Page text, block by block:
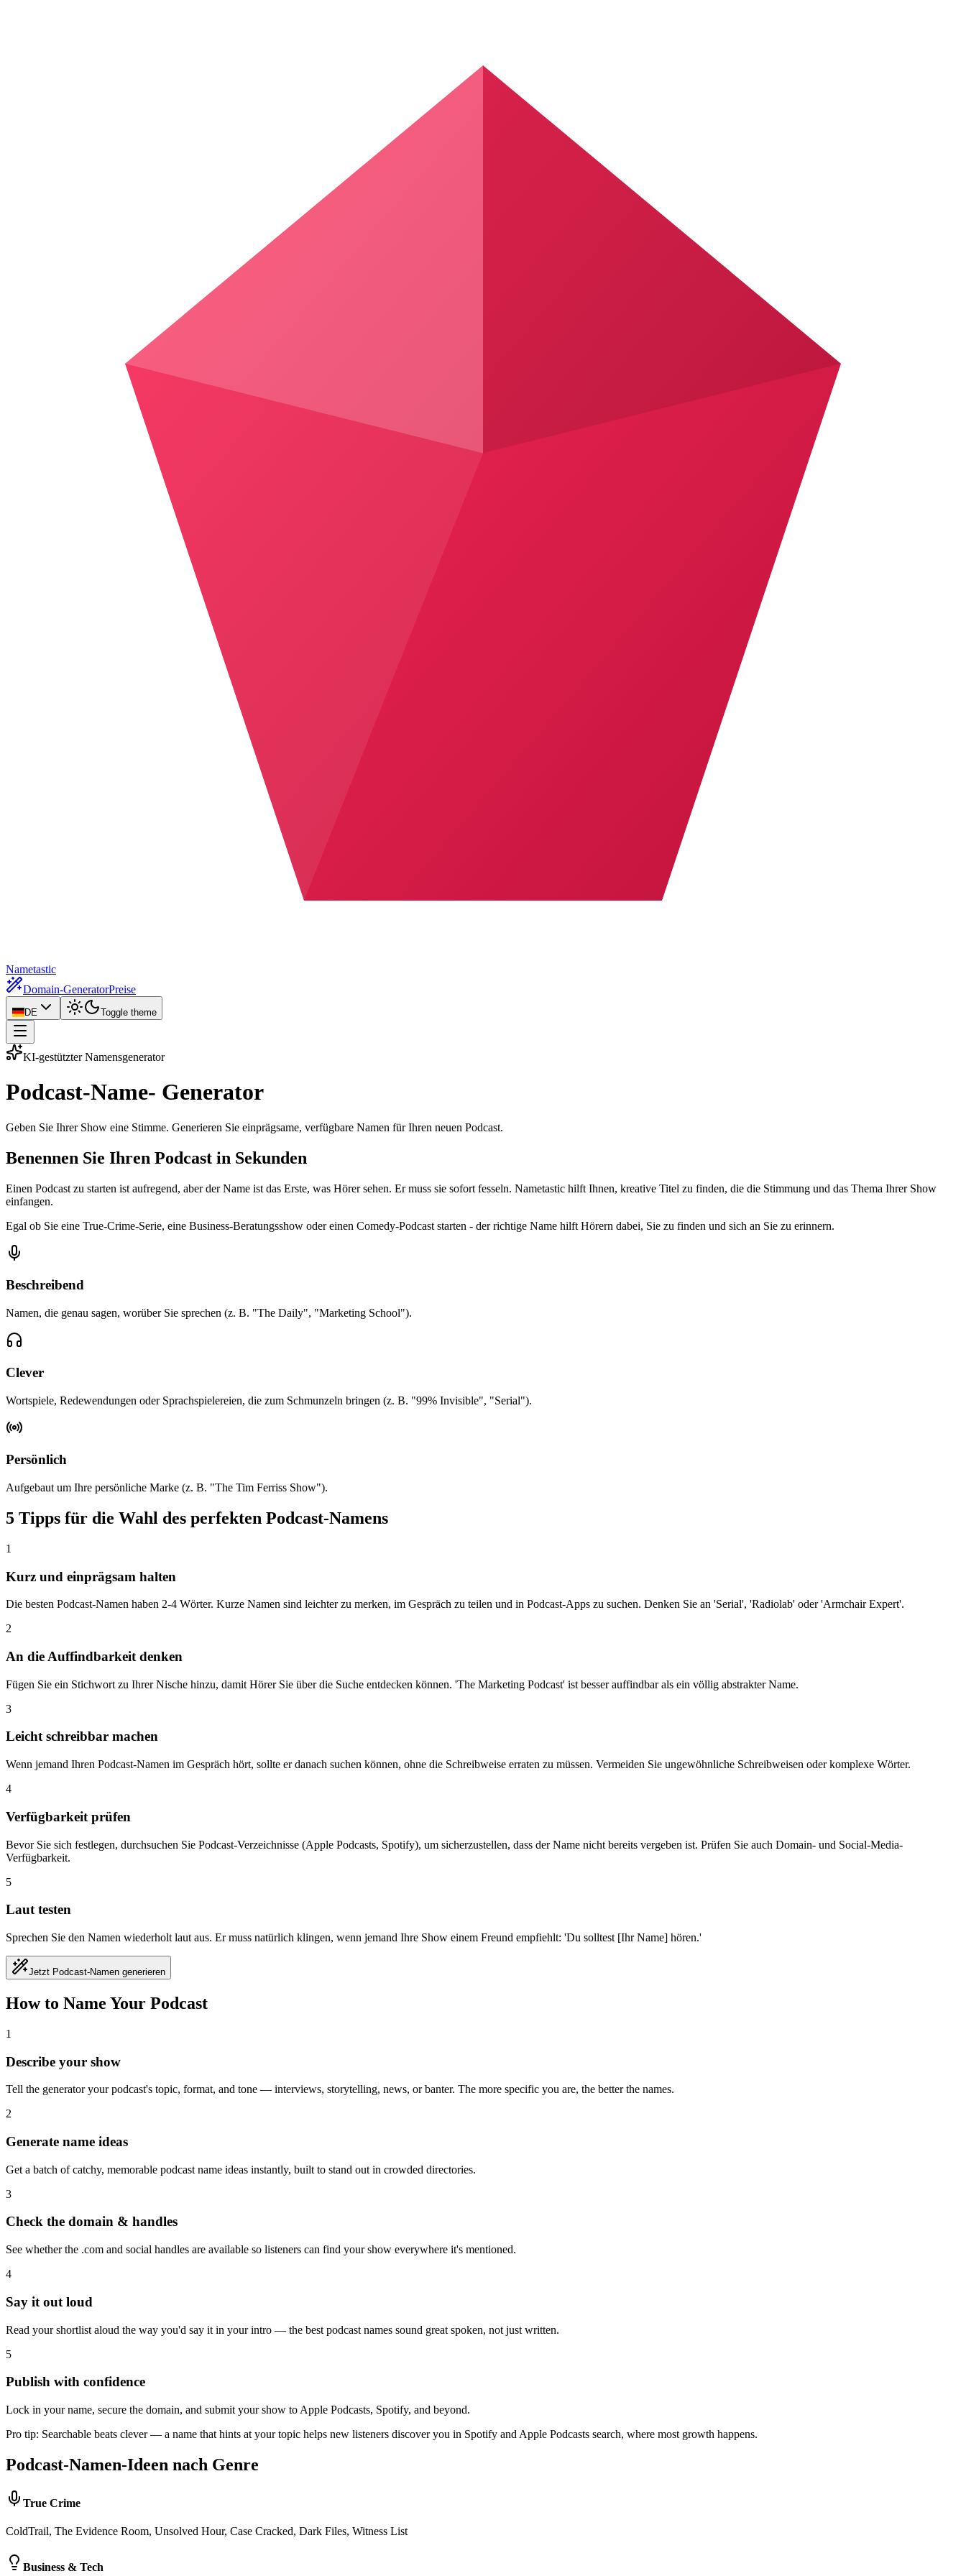
Nametastic
Domain-GeneratorPreise
DE Toggle theme
KI-gestützter Namensgenerator
Podcast-Name- Generator
Geben Sie Ihrer Show eine Stimme. Generieren Sie einprägsame, verfügbare Namen für Ihren neuen Podcast.
Benennen Sie Ihren Podcast in Sekunden
Einen Podcast zu starten ist aufregend, aber der Name ist das Erste, was Hörer sehen. Er muss sie sofort fesseln. Nametastic hilft Ihnen, kreative Titel zu finden, die die Stimmung und das Thema Ihrer Show
einfangen.
Egal ob Sie eine True-Crime-Serie, eine Business-Beratungsshow oder einen Comedy-Podcast starten - der richtige Name hilft Hörern dabei, Sie zu finden und sich an Sie zu erinnern.
Beschreibend
Namen, die genau sagen, worüber Sie sprechen (z. B. "The Daily", "Marketing School").
Clever
Wortspiele, Redewendungen oder Sprachspielereien, die zum Schmunzeln bringen (z. B. "99% Invisible", "Serial").
Persönlich
Aufgebaut um Ihre persönliche Marke (z. B. "The Tim Ferriss Show").
5 Tipps für die Wahl des perfekten Podcast-Namens
1
Kurz und einprägsam halten
Die besten Podcast-Namen haben 2-4 Wörter. Kurze Namen sind leichter zu merken, im Gespräch zu teilen und in Podcast-Apps zu suchen. Denken Sie an 'Serial', 'Radiolab' oder 'Armchair Expert'.
2
An die Auffindbarkeit denken
Fügen Sie ein Stichwort zu Ihrer Nische hinzu, damit Hörer Sie über die Suche entdecken können. 'The Marketing Podcast' ist besser auffindbar als ein völlig abstrakter Name.
3
Leicht schreibbar machen
Wenn jemand Ihren Podcast-Namen im Gespräch hört, sollte er danach suchen können, ohne die Schreibweise erraten zu müssen. Vermeiden Sie ungewöhnliche Schreibweisen oder komplexe Wörter.
4
Verfügbarkeit prüfen
Bevor Sie sich festlegen, durchsuchen Sie Podcast-Verzeichnisse (Apple Podcasts, Spotify), um sicherzustellen, dass der Name nicht bereits vergeben ist. Prüfen Sie auch Domain- und Social-Media-
Verfügbarkeit.
5
Laut testen
Sprechen Sie den Namen wiederholt laut aus. Er muss natürlich klingen, wenn jemand Ihre Show einem Freund empfiehlt: 'Du solltest [Ihr Name] hören.'
Jetzt Podcast-Namen generieren
How to Name Your Podcast
1
Describe your show
Tell the generator your podcast's topic, format, and tone — interviews, storytelling, news, or banter. The more specific you are, the better the names.
2
Generate name ideas
Get a batch of catchy, memorable podcast name ideas instantly, built to stand out in crowded directories.
3
Check the domain & handles
See whether the .com and social handles are available so listeners can find your show everywhere it's mentioned.
4
Say it out loud
Read your shortlist aloud the way you'd say it in your intro — the best podcast names sound great spoken, not just written.
5
Publish with confidence
Lock in your name, secure the domain, and submit your show to Apple Podcasts, Spotify, and beyond.
Pro tip: Searchable beats clever — a name that hints at your topic helps new listeners discover you in Spotify and Apple Podcasts search, where most growth happens.
Podcast-Namen-Ideen nach Genre
True Crime
ColdTrail, The Evidence Room, Unsolved Hour, Case Cracked, Dark Files, Witness List
Business & Tech